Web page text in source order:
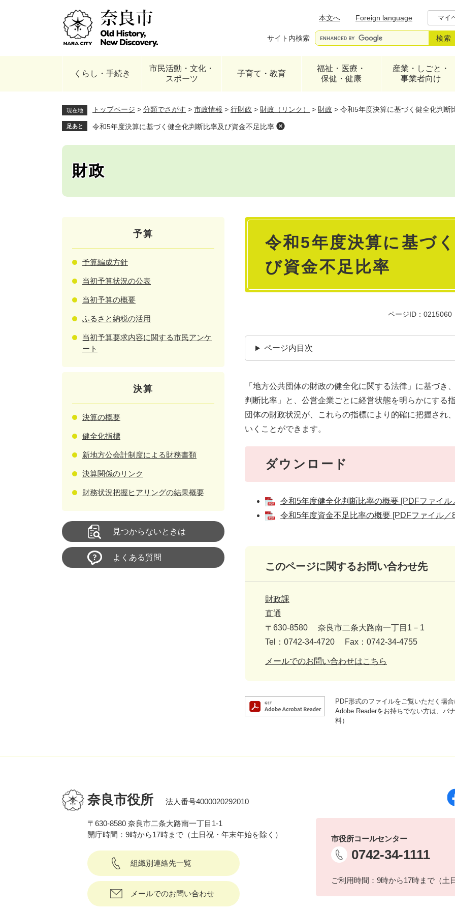
本文へ
Foreign language マイ
サイト内検索
くらし・手続き
市民活動・文化・
スポーツ
子育て・教育
福祉・医療・
保健・健康
産業・しごと・
事業者向け
現在地 トップページ > 分類でさがす > 市政情報 > 行財政 > 財政（リンク） > 財政 > 令和5年度決算に基づく健全化判断
足あと 令和5年度決算に基づく健全化判断比率及び資金不足比率
財政
本
令和5年度決算に基づ
び資金不足比率
ページID：0215060
ページ内目次
「地方公共団体の財政の健全化に関する法律」に基づ
判断比率」と、公営企業ごとに経営状態を明らかにする
団体の財政状況が、これらの指標により的確に把握され
いくことができます。
ダウンロード
令和5年度健全化判断比率の概要 [PDFファイル
令和5年度資金不足比率の概要 [PDFファイル／
このページに関するお問い合わせ先
財政課
直通
〒630-8580
奈良市二条大路南一丁目1－1
Tel：0742-34-4720
Fax：0742-34-4755
メールでのお問い合わせはこちら
PDF形式のファイルをご覧いただく場
Adobe Readerをお持ちでない方は、バ
料）
予算
予算編成方針
当初予算状況の公表
当初予算の概要
ふるさと納税の活用
当初予算要求内容に関する市民アンケ
ート
決算
決算の概要
健全化指標
新地方公会計制度による財務書類
決算関係のリンク
財務状況把握ヒアリングの結果概要
見つからないときは
よくある質問
奈良市役所 法人番号4000020292010
〒630-8580 奈良市二条大路南一丁目1-1
開庁時間：9時から17時まで（土日祝・年末年始を除く）
組織別連絡先一覧
メールでのお問い合わせ
市役所コールセンター
0742-34-1111
ご利用時間：9時から17時まで（土